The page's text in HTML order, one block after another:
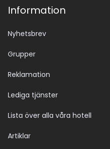
Information
Nyhetsbrev
Grupper
Reklamation
Lediga tjänster
Lista över alla våra hotell
Artiklar